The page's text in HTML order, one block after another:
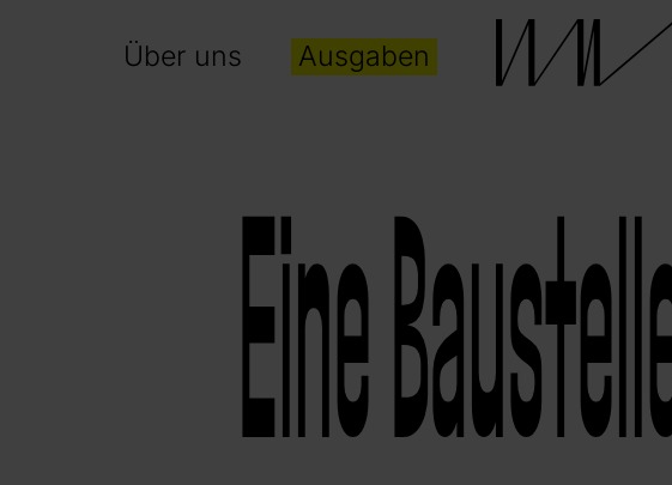
Über uns Ausgaben
Eine